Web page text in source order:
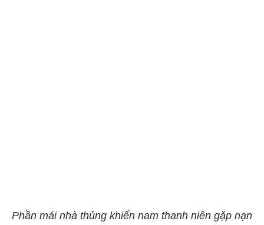
Phần mái nhà thủng khiến nam thanh niên gặp nạn